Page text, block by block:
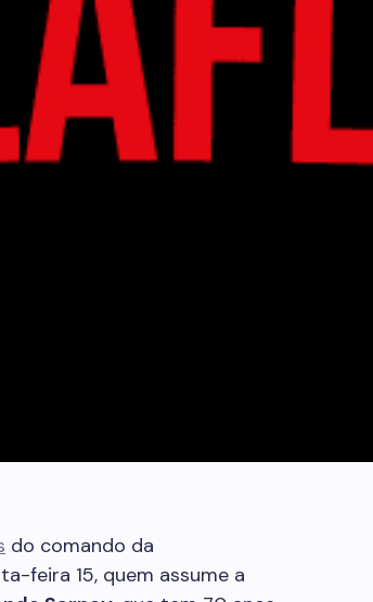
do comando da
feira 15, quem assume a